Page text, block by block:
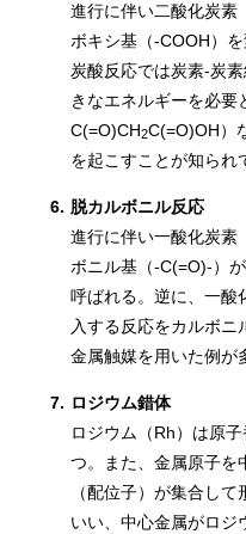
進行に伴い二酸化炭素
ボキシ基（-COOH）
炭酸反応では炭素-炭
きなエネルギーを必
C(=O)CH2C(=O)OH）
を起こすことが知られ
6. 脱カルボニル反応
進行に伴い一酸化炭素
ボニル基（-C(=O)-）
呼ばれる。逆に、一酸
入する反応をカルボニ
金属触媒を用いた例が
7. ロジウム錯体
ロジウム（Rh）は原
つ。また、金属原子を
（配位子）が集合し
いい、中心金属がロジ